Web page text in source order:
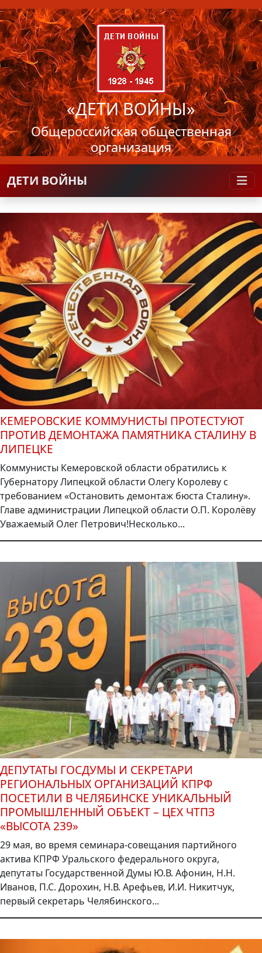
«ДЕТИ ВОЙНЫ»
Общероссийская общественная
организация
ДЕТИ ВОЙНЫ
КЕМЕРОВСКИЕ КОММУНИСТЫ ПРОТЕСТУЮТ
ПРОТИВ ДЕМОНТАЖА ПАМЯТНИКА СТАЛИНУ В
ЛИПЕЦКЕ
Коммунисты Кемеровской области обратились к
Губернатору Липецкой области Олегу Королеву с
требованием «Остановить демонтаж бюста Сталину».
Главе администрации Липецкой области О.П. Королёву
Уважаемый Олег Петрович!Несколько...
ДЕПУТАТЫ ГОСДУМЫ И СЕКРЕТАРИ
РЕГИОНАЛЬНЫХ ОРГАНИЗАЦИЙ КПРФ
ПОСЕТИЛИ В ЧЕЛЯБИНСКЕ УНИКАЛЬНЫЙ
ПРОМЫШЛЕННЫЙ ОБЪЕКТ – ЦЕХ ЧТПЗ
«ВЫСОТА 239»
29 мая, во время семинара-совещания партийного
актива КПРФ Уральского федерального округа,
депутаты Государственной Думы Ю.В. Афонин, Н.Н.
Иванов, П.С. Дорохин, Н.В. Арефьев, И.И. Никитчук,
первый секретарь Челябинского...